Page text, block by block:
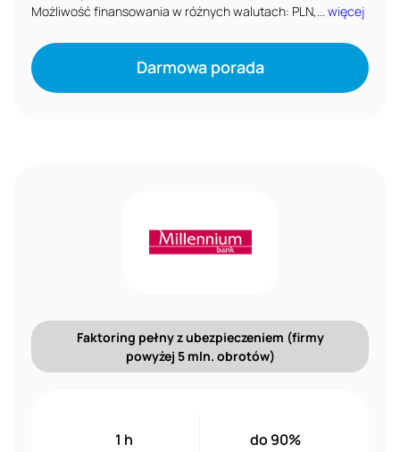
Możliwość finansowania w różnych walutach: PLN,...
więcej
Darmowa porada
Faktoring pełny z ubezpieczeniem (firmy
powyżej 5 mln. obrotów)
1 h
do 90%